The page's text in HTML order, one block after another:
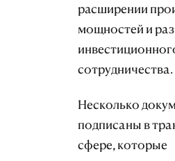
расширении
мощностей и
сотрудничества.
Несколько
подписаны в
сфере, которые